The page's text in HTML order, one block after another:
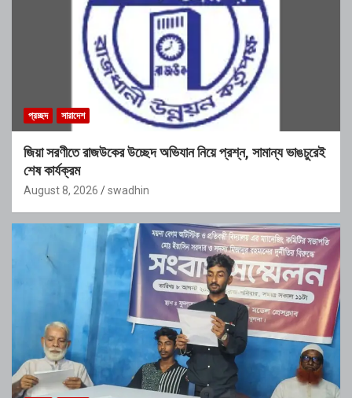
প্রচ্ছদ সারাদেশ
জিয়া সরণীতে রাজউকের উচ্ছেদ অভিযান নিয়ে প্রশ্ন, সামান্য ভাঙচুরেই
শেষ কার্যক্রম
August 8, 2026 swadhin